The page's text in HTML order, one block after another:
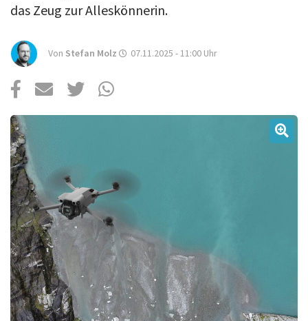
Tipps
Magazine
Über uns
Podcast
Mac Life+
Anmelden
das Zeug zur Alleskönnerin.
Von Stefan Molz 07.11.2025 - 11:00 Uhr